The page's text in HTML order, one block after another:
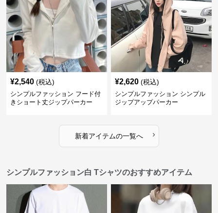
¥2,540 (税込)
シンプルファッション フード付
きショート丈ジップパーカー
¥2,620 (税込)
シンプルファッション シンプル
ジップアップパーカー
新着アイテムの一覧へ ›
シンプルファッション白 Tシャツのおすすめアイテム